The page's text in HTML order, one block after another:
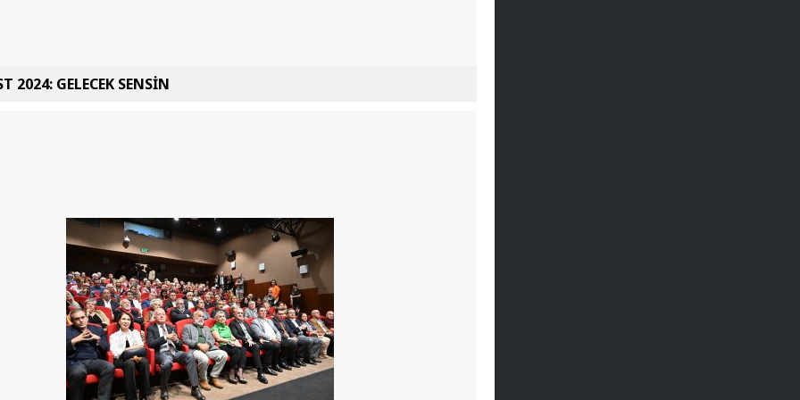
2024: GELECEK SENSİN